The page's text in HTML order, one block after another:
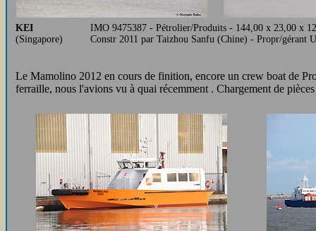
KEI
(Singapore)
IMO 9475387 - Pétrolier/Produits - 144,00 x 23,00 x
Constr 2011 par Taizhou Sanfu (Chine) - Propr/
Le Mamolino 2012 en cours de finition, encore un crew boat de
ferraille, nous l'avions vu à quai récemment . Chargement de